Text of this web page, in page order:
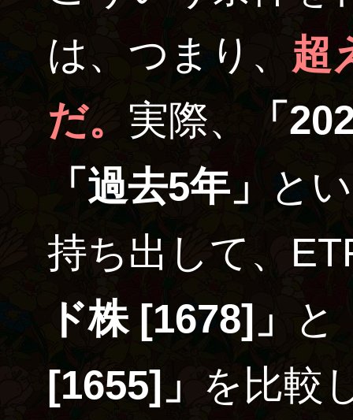
は、つまり、 超
だ。 実際、
「
「過去5年」
と
持ち出して、
ド株 [1678]」
と
[1655]」 を比較